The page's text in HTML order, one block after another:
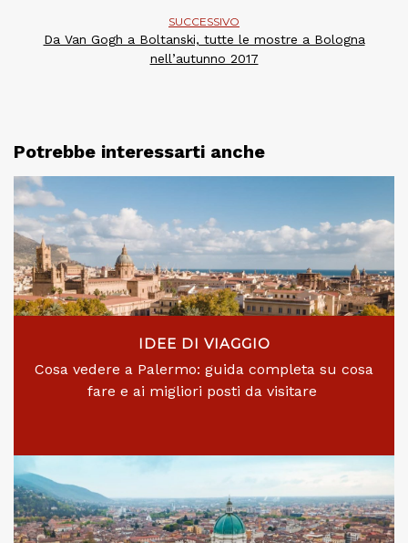
SUCCESSIVO
Da Van Gogh a Boltanski, tutte le mostre a Bologna
nell’autunno 2017
Potrebbe interessarti anche
IDEE DI VIAGGIO
Cosa vedere a Palermo: guida completa su cosa
fare e ai migliori posti da visitare